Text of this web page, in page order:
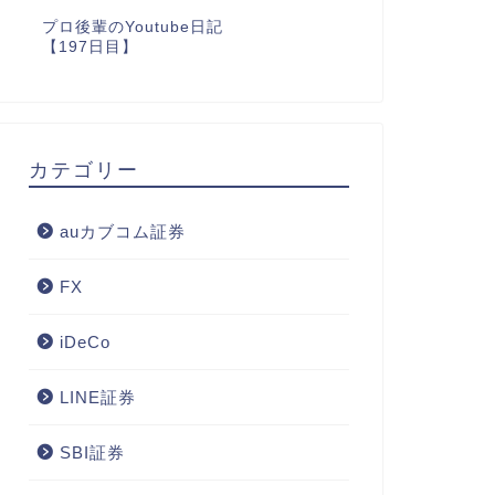
プロ後輩のYoutube日記
【197日目】
カテゴリー
auカブコム証券
FX
iDeCo
LINE証券
SBI証券